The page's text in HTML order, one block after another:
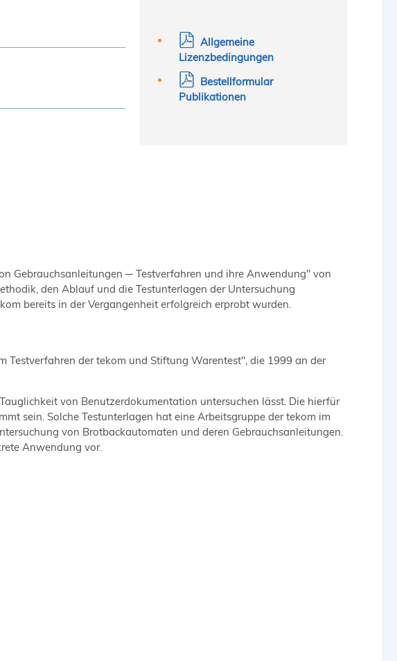
Allgemeine
Lizenzbedingungen
Bestellformular
Publikationen
Gebrauchsanleitungen ─ Testverfahren und ihre Anwendung" von
den Ablauf und die Testunterlagen der Untersuchung
bereits in der Vergangenheit erfolgreich erprobt wurden.
der tekom und Stiftung Warentest", die 1999 an der
von Benutzerdokumentation untersuchen lässt. Die hierfür
sein. Solche Testunterlagen hat eine Arbeitsgruppe der tekom im
von Brotbackautomaten und deren Gebrauchsanleitungen.
Anwendung vor.